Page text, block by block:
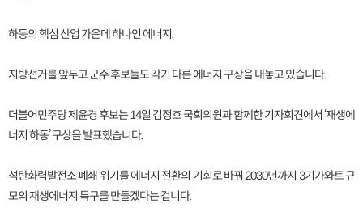
하동의 핵심 산업 가운데 하나인 에너지.
지방선거를 앞두고 군수 후보들도 각기 다른 에너지 구상을 내놓고 있습니다.
더불어민주당 제윤경 후보는 14일 김정호 국회의원과 함께한 기자회견에서 ‘재생에
너지 하동’ 구상을 발표했습니다.
석탄화력발전소 폐쇄 위기를 에너지 전환의 기회로 바꿔 2030년까지 3기가와트 규
모의 재생에너지 특구를 만들겠다는 겁니다.